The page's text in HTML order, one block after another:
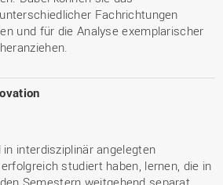
Fachrichtungen
und für die Analyse exemplarischer
interdisziplinär angelegten
studiert haben, lernen, die in
Semestern weitgehend separat